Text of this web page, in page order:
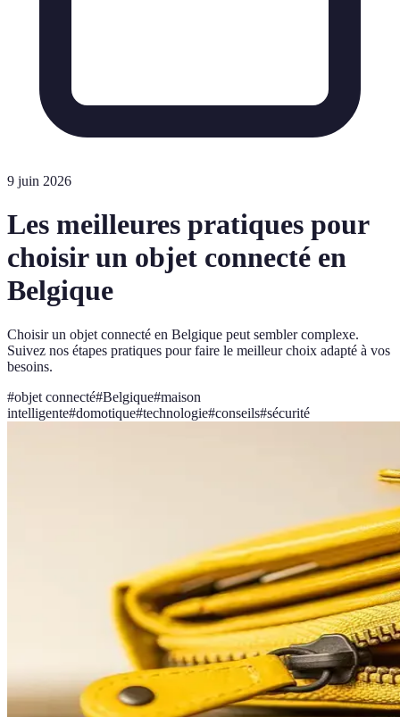
9 juin 2026
Les meilleures pratiques pour
choisir un objet connecté en
Belgique
Choisir un objet connecté en Belgique peut sembler complexe.
Suivez nos étapes pratiques pour faire le meilleur choix adapté à vos
besoins.
#objet connecté#Belgique#maison
intelligente#domotique#technologie#conseils#sécurité